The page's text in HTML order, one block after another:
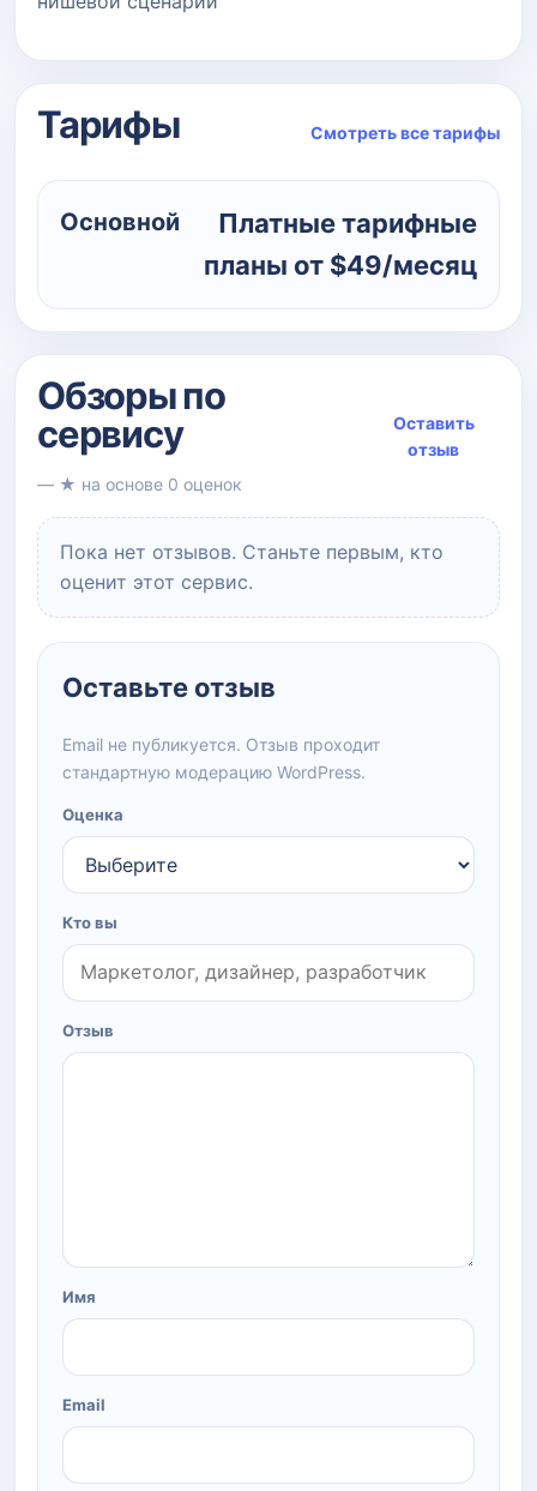
Тарифы Смотреть все тарифы
Основной
Платные тарифные
планы от $49/месяц
Обзоры по
сервису
— ★ на основе 0 оценок
Оставить
отзыв
Пока нет отзывов. Станьте первым, кто
оценит этот сервис.
Оставьте отзыв
Email не публикуется. Отзыв проходит
стандартную модерацию WordPress.
Оценка
Кто вы
Отзыв
Имя
Email